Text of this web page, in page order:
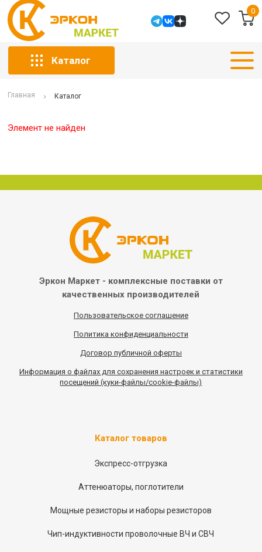
0
Каталог
Главная Каталог
Элемент не найден
Эркон Маркет - комплексные поставки от
качественных производителей
Пользовательское соглашение
Политика конфиденциальности
Договор публичной оферты
Информация о файлах для сохранения настроек и статистики
посещений (куки-файлы/cookie-файлы)
Каталог товаров
Экспресс-отгрузка
Аттенюаторы, поглотители
Мощные резисторы и наборы резисторов
Чип-индуктивности проволочные ВЧ и СВЧ